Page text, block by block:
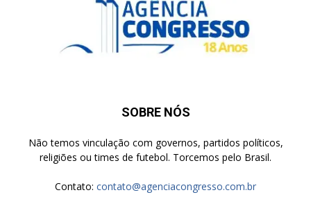
SOBRE NÓS
Não temos vinculação com governos, partidos políticos,
religiões ou times de futebol. Torcemos pelo Brasil.
Contato: contato@agenciacongresso.com.br